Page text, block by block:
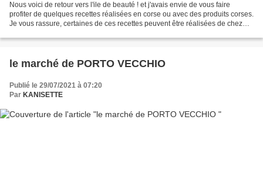
Nous voici de retour vers l'ile de beauté ! et j'avais envie de vous faire
profiter de quelques recettes réalisées en corse ou avec des produits corses.
Je vous rassure, certaines de ces recettes peuvent être réalisées de chez
le marché de PORTO VECCHIO
Publié le 29/07/2021 à 07:20
Par KANISETTE